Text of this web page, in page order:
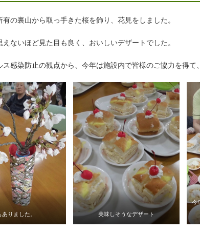
有の裏山から取っ手きた桜を飾り、花見をしました。
えないほど見た目も良く、おいしいデザートでした。
ス感染防止の観点から、今年は施設内で皆様のご協力を得て
ありました。 美味しそうなデザート
今